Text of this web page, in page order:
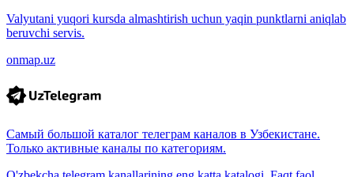
Valyutani yuqori kursda almashtirish uchun yaqin punktlarni aniqlab
beruvchi servis.
onmap.uz
Самый большой каталог телеграм каналов в Узбекистане.
Только активные каналы по категориям.